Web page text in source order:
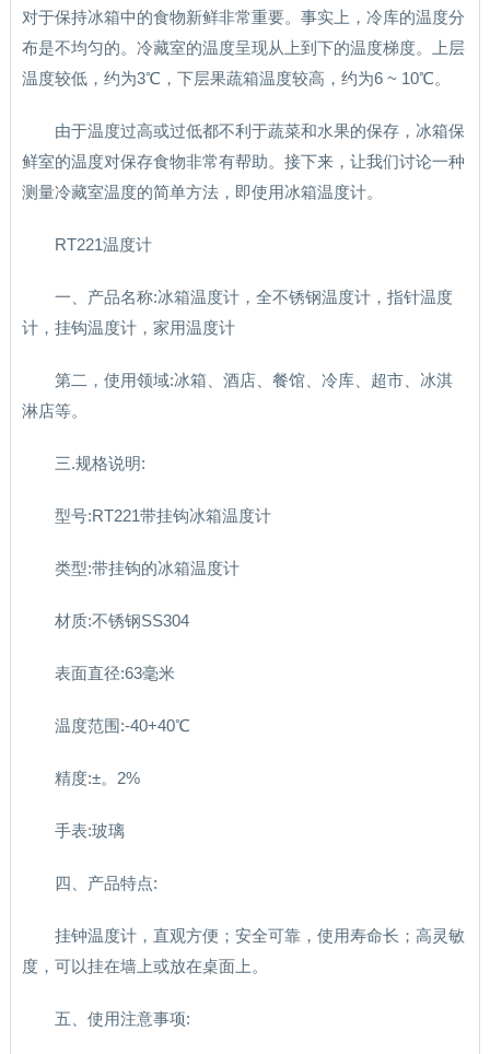
对于保持冰箱中的食物新鲜非常重要。事实上，冷库的温度分
布是不均匀的。冷藏室的温度呈现从上到下的温度梯度。上层
温度较低，约为3℃，下层果蔬箱温度较高，约为6 ~ 10℃。
由于温度过高或过低都不利于蔬菜和水果的保存，冰箱保
鲜室的温度对保存食物非常有帮助。接下来，让我们讨论一种
测量冷藏室温度的简单方法，即使用冰箱温度计。
RT221温度计
一、产品名称:冰箱温度计，全不锈钢温度计，指针温度
计，挂钩温度计，家用温度计
第二，使用领域:冰箱、酒店、餐馆、冷库、超市、冰淇
淋店等。
三.规格说明:
型号:RT221带挂钩冰箱温度计
类型:带挂钩的冰箱温度计
材质:不锈钢SS304
表面直径:63毫米
温度范围:-40+40℃
精度:±。2%
手表:玻璃
四、产品特点:
挂钟温度计，直观方便；安全可靠，使用寿命长；高灵敏
度，可以挂在墙上或放在桌面上。
五、使用注意事项: